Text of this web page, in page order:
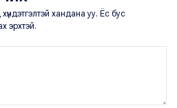
хандана уу. Ёс бус
эрхтэй.